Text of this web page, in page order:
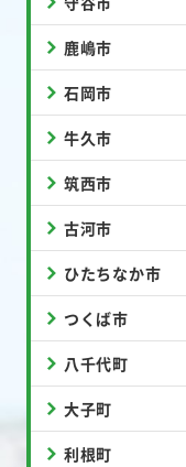
鹿嶋市
石岡市
牛久市
筑西市
古河市
ひたちなか市
つくば市
八千代町
大子町
利根町